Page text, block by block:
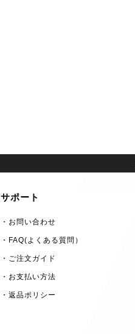
サポート
・お問い合わせ
・FAQ(よくある質問）
・ご注文ガイド
・お支払い方法
・返品ポリシー